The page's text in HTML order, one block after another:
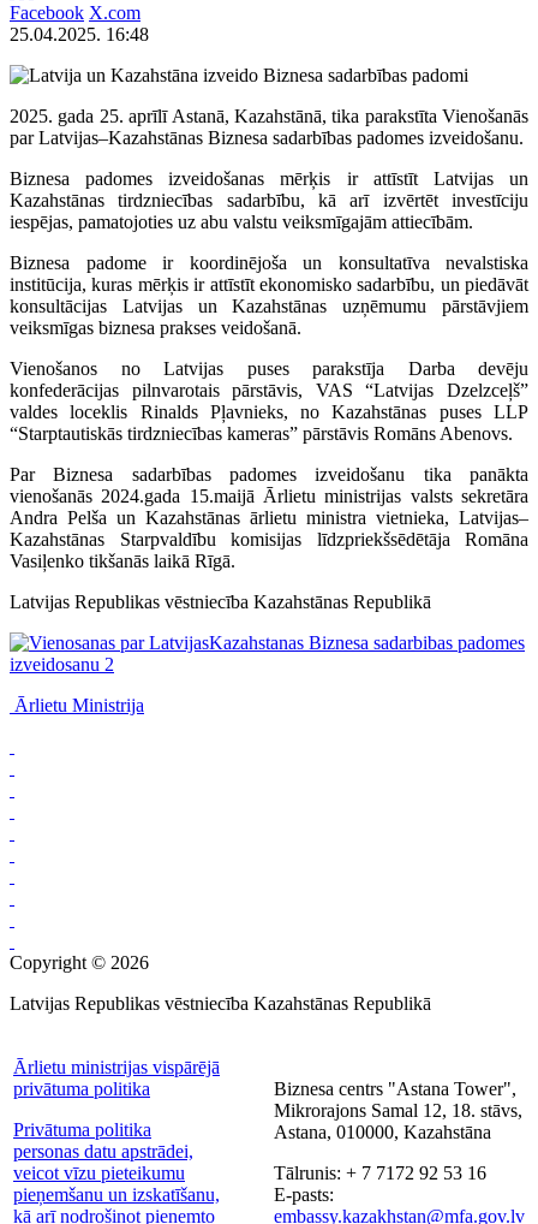
Facebook X.com
25.04.2025. 16:48
2025. gada 25. aprīlī Astanā, Kazahstānā, tika parakstīta Vienošanās
par Latvijas–Kazahstānas Biznesa sadarbības padomes izveidošanu.
Biznesa padomes izveidošanas mērķis ir attīstīt Latvijas un
Kazahstānas tirdzniecības sadarbību, kā arī izvērtēt investīciju
iespējas, pamatojoties uz abu valstu veiksmīgajām attiecībām.
Biznesa padome ir koordinējoša un konsultatīva nevalstiska
institūcija, kuras mērķis ir attīstīt ekonomisko sadarbību, un piedāvāt
konsultācijas Latvijas un Kazahstānas uzņēmumu pārstāvjiem
veiksmīgas biznesa prakses veidošanā.
Vienošanos no Latvijas puses parakstīja Darba devēju
konfederācijas pilnvarotais pārstāvis, VAS “Latvijas Dzelzceļš”
valdes loceklis Rinalds Pļavnieks, no Kazahstānas puses LLP
“Starptautiskās tirdzniecības kameras” pārstāvis Romāns Abenovs.
Par Biznesa sadarbības padomes izveidošanu tika panākta
vienošanās 2024.gada 15.maijā Ārlietu ministrijas valsts sekretāra
Andra Pelša un Kazahstānas ārlietu ministra vietnieka, Latvijas–
Kazahstānas Starpvaldību komisijas līdzpriekšsēdētāja Romāna
Vasiļenko tikšanās laikā Rīgā.
Latvijas Republikas vēstniecība Kazahstānas Republikā
Ārlietu Ministrija
Copyright © 2026
Latvijas Republikas vēstniecība Kazahstānas Republikā
Ārlietu ministrijas vispārējā
privātuma politika
Privātuma politika
personas datu apstrādei,
veicot vīzu pieteikumu
pieņemšanu un izskatīšanu,
kā arī nodrošinot pieņemto
Biznesa centrs "Astana Tower",
Mikrorajons Samal 12, 18. stāvs,
Astana, 010000, Kazahstāna
Tālrunis: + 7 7172 92 53 16
E-pasts:
embassy.kazakhstan@mfa.gov.lv